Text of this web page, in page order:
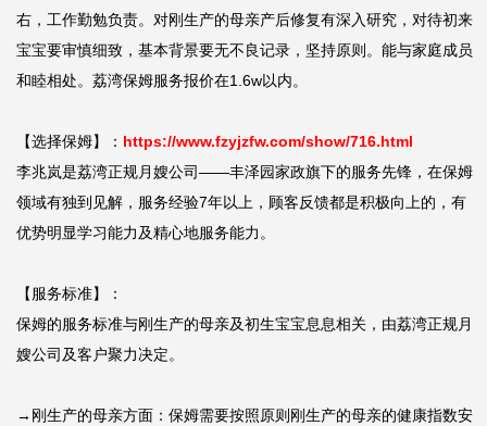
右，工作勤勉负责。对刚生产的母亲产后修复有深入研究，对待初来
宝宝要审慎细致，基本背景要无不良记录，坚持原则。能与家庭成员
和睦相处。荔湾保姆服务报价在1.6w以内。
【选择保姆】： https://www.fzyjzfw.com/show/716.html
李兆岚是荔湾正规月嫂公司——丰泽园家政旗下的服务先锋，在保姆
领域有独到见解，服务经验7年以上，顾客反馈都是积极向上的，有
优势明显学习能力及精心地服务能力。
【服务标准】：
保姆的服务标准与刚生产的母亲及初生宝宝息息相关，由荔湾正规月
嫂公司及客户聚力决定。
→刚生产的母亲方面：保姆需要按照原则刚生产的母亲的健康指数安